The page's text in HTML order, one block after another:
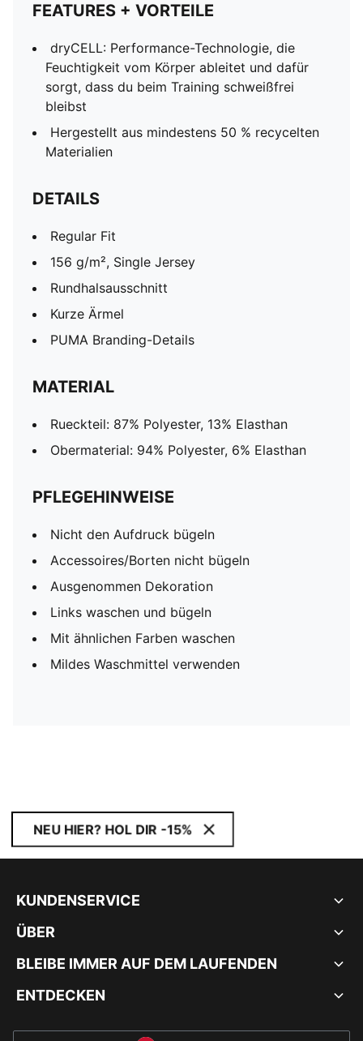
FEATURES + VORTEILE
dryCELL: Performance-Technologie, die
Feuchtigkeit vom Körper ableitet und dafür
sorgt, dass du beim Training schweißfrei
bleibst
Hergestellt aus mindestens 50 % recycelten
Materialien
DETAILS
Regular Fit
156 g/m², Single Jersey
Rundhalsausschnitt
Kurze Ärmel
PUMA Branding-Details
MATERIAL
Rueckteil: 87% Polyester, 13% Elasthan
Obermaterial: 94% Polyester, 6% Elasthan
PFLEGEHINWEISE
Nicht den Aufdruck bügeln
Accessoires/Borten nicht bügeln
Ausgenommen Dekoration
Links waschen und bügeln
Mit ähnlichen Farben waschen
Mildes Waschmittel verwenden
NEU HIER? HOL DIR -15%
KUNDENSERVICE
ÜBER
BLEIBE IMMER AUF DEM LAUFENDEN
ENTDECKEN